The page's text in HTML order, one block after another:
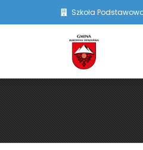
Szkoła